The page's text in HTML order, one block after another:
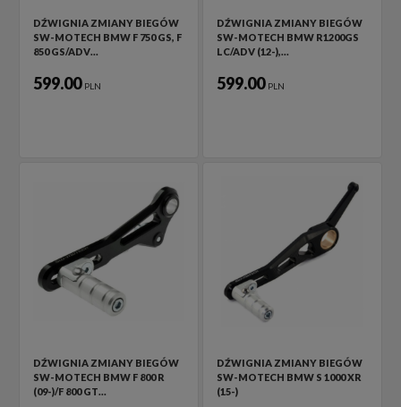
DŹWIGNIA ZMIANY BIEGÓW
SW-MOTECH BMW F 750 GS, F
850 GS/ADV…
599.00 PLN
DŹWIGNIA ZMIANY BIEGÓW
SW-MOTECH BMW R1200GS
LC/ADV (12-),…
599.00 PLN
DŹWIGNIA ZMIANY BIEGÓW
SW-MOTECH BMW F 800 R
(09-)/F 800 GT…
DŹWIGNIA ZMIANY BIEGÓW
SW-MOTECH BMW S 1000 XR
(15-)